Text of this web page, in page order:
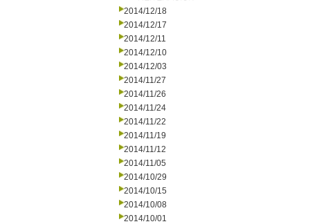
2014/12/18
2014/12/17
2014/12/11
2014/12/10
2014/12/03
2014/11/27
2014/11/26
2014/11/24
2014/11/22
2014/11/19
2014/11/12
2014/11/05
2014/10/29
2014/10/15
2014/10/08
2014/10/01